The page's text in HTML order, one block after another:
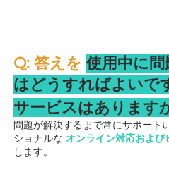
Q: 答えを 使用中に
はどうすればよいで
サービスはあります
問題が解決するまで常にサポート
ショナルな オンライン対応および
します。